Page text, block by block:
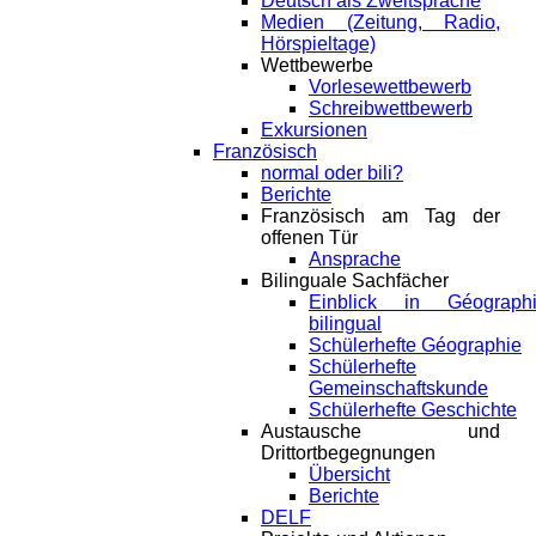
Medien (Zeitung, Radio,
Hörspieltage)
Wettbewerbe
Vorlesewettbewerb
Schreibwettbewerb
Exkursionen
Französisch
normal oder bili?
Berichte
Französisch am Tag der
offenen Tür
Ansprache
Bilinguale Sachfächer
Einblick in
bilingual
Schülerhefte Géographie
Schülerhefte
Gemeinschaftskunde
Schülerhefte Geschichte
Austausche und
Drittortbegegnungen
Übersicht
Berichte
DELF